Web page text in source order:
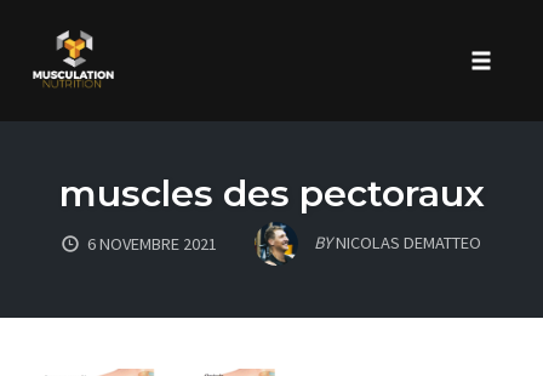
contentmuscles des pectoraux
6 NOVEMBRE 2021 BYNICOLAS DEMATTEO